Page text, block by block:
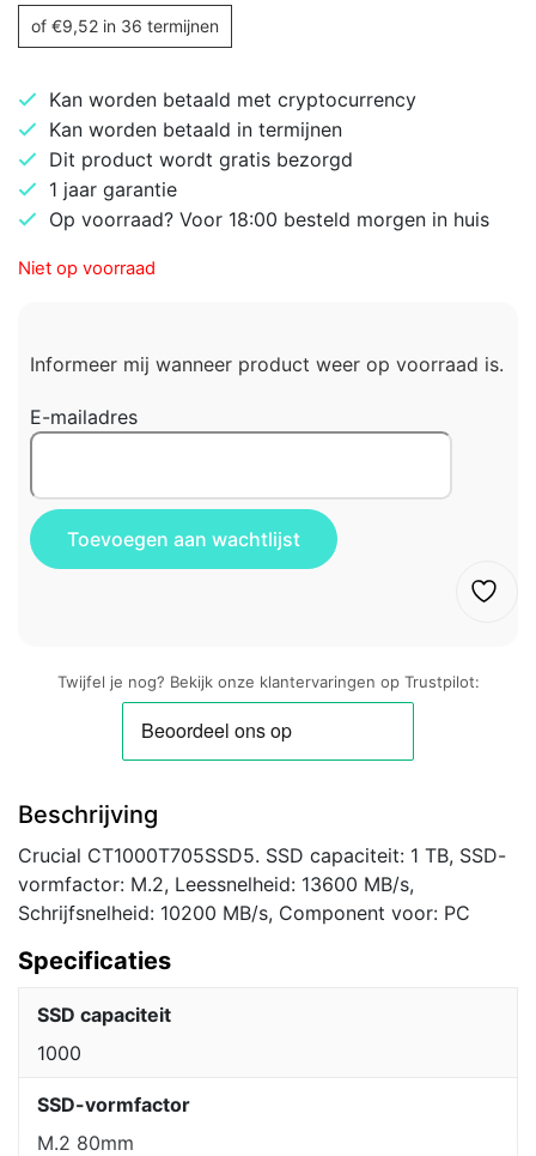
of €9,52 in 36 termijnen
Kan worden betaald met cryptocurrency
Kan worden betaald in termijnen
Dit product wordt gratis bezorgd
1 jaar garantie
Op voorraad? Voor 18:00 besteld morgen in huis
Niet op voorraad
Informeer mij wanneer product weer op voorraad is.
E-mailadres
Twijfel je nog? Bekijk onze klantervaringen op Trustpilot:
Beschrijving
Crucial CT1000T705SSD5. SSD capaciteit: 1 TB, SSD-
vormfactor: M.2, Leessnelheid: 13600 MB/s,
Schrijfsnelheid: 10200 MB/s, Component voor: PC
Specificaties
SSD capaciteit
1000
SSD-vormfactor
M.2 80mm